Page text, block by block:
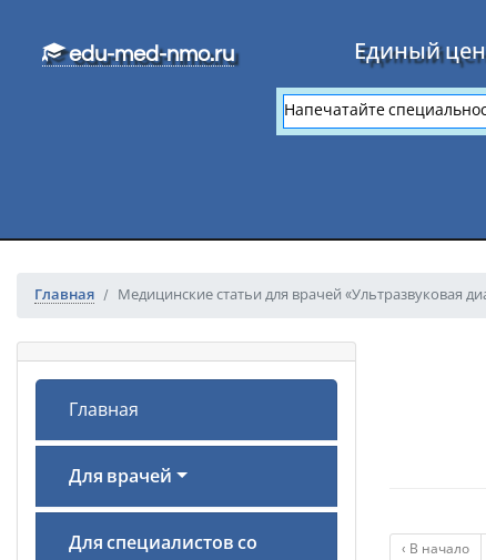
edu-med-nmo.ru Единый
Главная Медицинские статьи для врачей «Ультразвуковая
Главная
Для врачей
Для специалистов со
‹ В начало